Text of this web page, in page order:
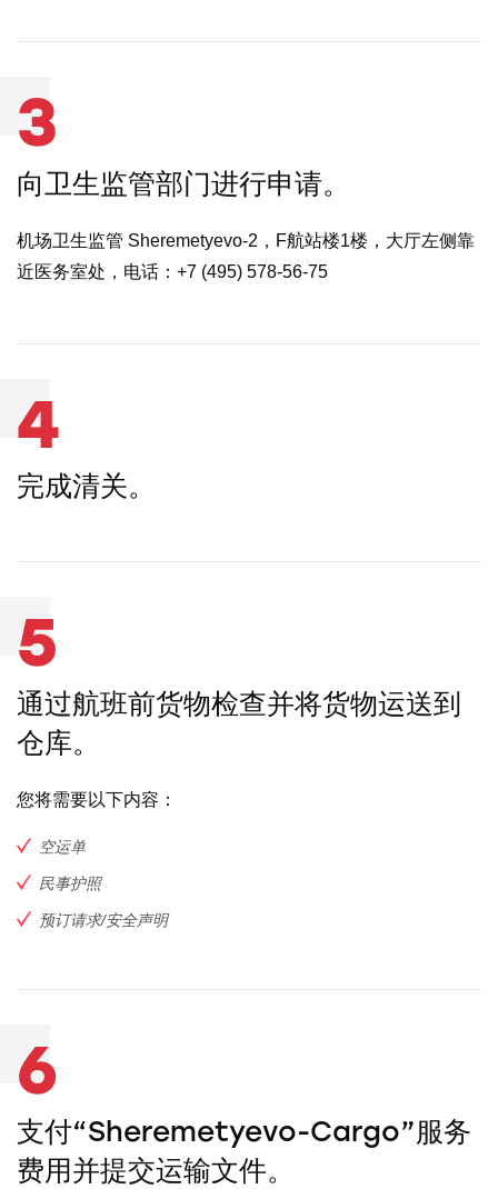
3
向卫生监管部门进行申请。
机场卫生监管 Sheremetyevo-2，F航站楼1楼，大厅左侧靠
近医务室处，电话：+7 (495) 578-56-75
4
完成清关。
5
通过航班前货物检查并将货物运送到
仓库。
您将需要以下内容：
空运单
民事护照
预订请求/安全声明
6
支付“Sheremetyevo-Cargo”服务
费用并提交运输文件。